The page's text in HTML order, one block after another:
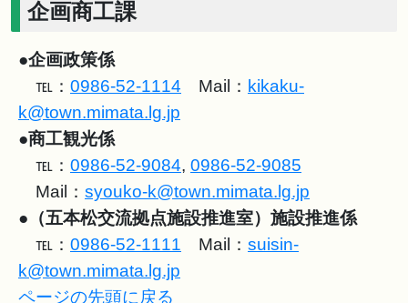
企画商工課
●企画政策係
℡： 0986-52-1114 Mail： kikaku-
k@town.mimata.lg.jp
●商工観光係
℡： 0986-52-9084, 0986-52-9085
Mail： syouko-k@town.mimata.lg.jp
●（五本松交流拠点施設推進室）施設推進係
℡： 0986-52-1111 Mail： suisin-
k@town.mimata.lg.jp
ページの先頭に戻る